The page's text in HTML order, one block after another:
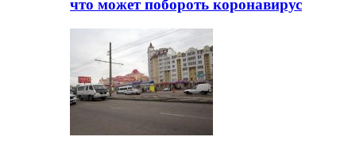
что может побороть коронавирус